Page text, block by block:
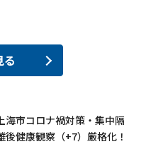
る
海市コロナ禍対策・集中隔
後健康観察（+7）厳格化！